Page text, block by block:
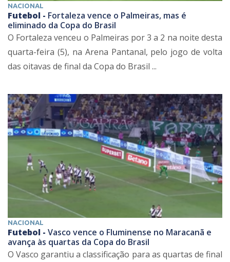
NACIONAL
Futebol - Fortaleza vence o Palmeiras, mas é
eliminado da Copa do Brasil
O Fortaleza venceu o Palmeiras por 3 a 2 na noite desta
quarta-feira (5), na Arena Pantanal, pelo jogo de volta
das oitavas de final da Copa do Brasil ...
NACIONAL
Futebol - Vasco vence o Fluminense no Maracanã e
avança às quartas da Copa do Brasil
O Vasco garantiu a classificação para as quartas de final